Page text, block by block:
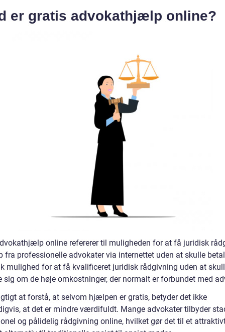
er gratis advokathjælp online?
online refererer til muligheden for at få juridisk
fra professionelle advokater via internettet uden at skulle
mulighed for at få kvalificeret juridisk rådgivning uden at
sig om de høje omkostninger, der normalt er forbundet med
at forstå, at selvom hjælpen er gratis, betyder det ikke
at det er mindre værdifuldt. Mange advokater tilbyder
og pålidelig rådgivning online, hvilket gør det til et